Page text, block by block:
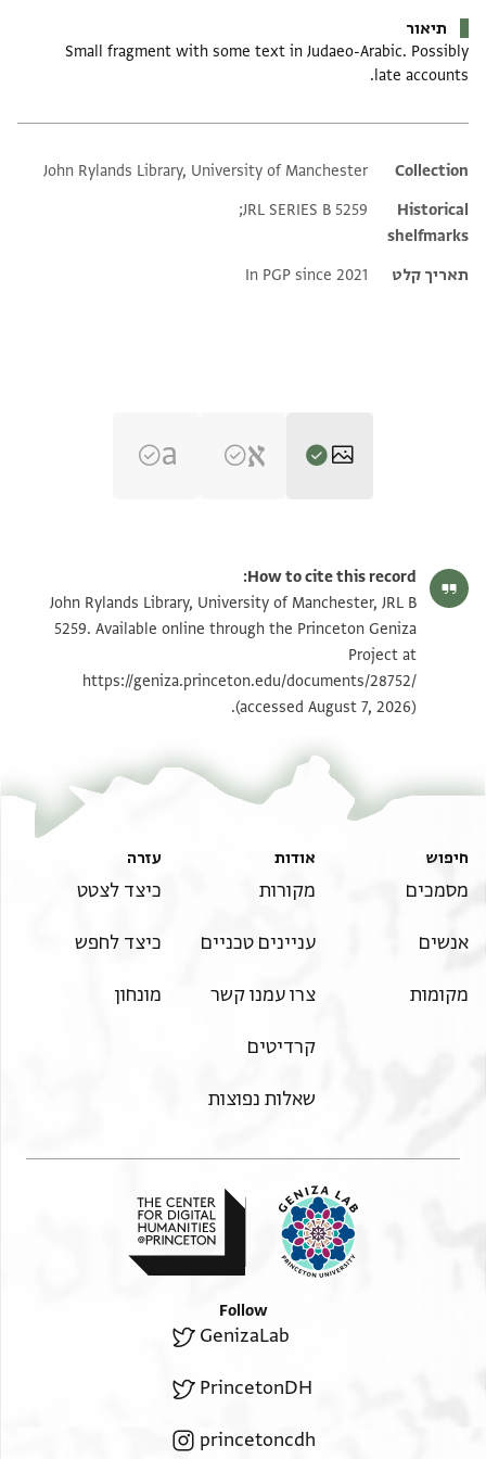
תיאור
Small fragment with some text in Judaeo-Arabic. Possibly
late accounts.
Additional metadata
Collection
John Rylands Library, University of Manchester
Historical
shelfmarks
JRL SERIES B 5259;
תאריך קלט In PGP since 2021
JRL B 5259 1 / 1 leaf, verso הגדל וסובב
תנאי היתר שימוש בתצלום
How to cite this record:
John Rylands Library, University of Manchester, JRL B
5259. Available online through the Princeton Geniza
Project at
https://geniza.princeton.edu/documents/28752/
(accessed August 7, 2026).
חיפוש
מסמכים
אנשים
מקומות
אודות
מקורות
עניינים טכניים
צרו עמנו קשר
קרדיטים
שאלות נפוצות
עזרה
כיצד לצטט
כיצד לחפש
מונחון
Follow
GenizaLab
PrincetonDH
princetoncdh